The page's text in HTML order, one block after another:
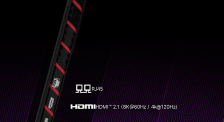
RJ45
HDMI™ 2.1 (8K@60Hz / 4k@120Hz)